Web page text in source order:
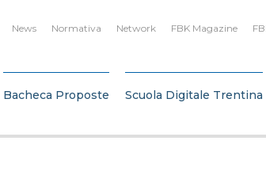
News Normativa Network FBK Magazine
Bacheca Proposte Scuola Digitale Trentina